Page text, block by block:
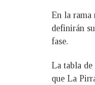
En la rama
definirán
fase.
La tabla de
que La